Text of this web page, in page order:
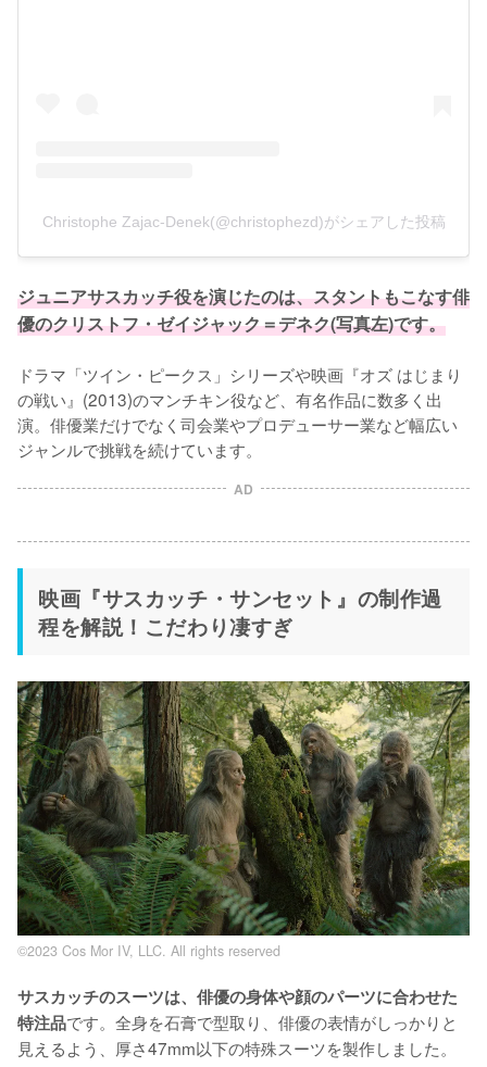
Christophe Zajac-Denek(@christophezd)がシェアした投稿
ジュニアサスカッチ役を演じたのは、スタントもこなす俳
優のクリストフ・ゼイジャック＝デネク(写真左)です。
ドラマ「ツイン・ピークス」シリーズや映画『オズ はじまり
の戦い』(2013)のマンチキン役など、有名作品に数多く出
演。俳優業だけでなく司会業やプロデューサー業など幅広い
ジャンルで挑戦を続けています。
AD
映画『サスカッチ・サンセット』の制作過
程を解説！こだわり凄すぎ
©2023 Cos Mor IV, LLC. All rights reserved
サスカッチのスーツは、俳優の身体や顔のパーツに合わせた
特注品です。全身を石膏で型取り、俳優の表情がしっかりと
見えるよう、厚さ47mm以下の特殊スーツを製作しました。